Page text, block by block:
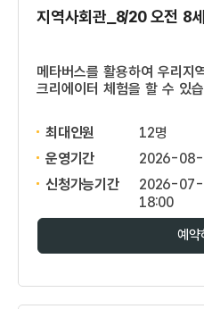
지역사회관_8/20 오전 8
메타버스를 활용하여 우리지
크리에이터 체험을 할 수 있
최대인원
12명
운영기간
2026-
신청가능기간
2026-
18:00
예약